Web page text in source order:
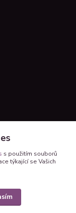
s použitím souborů
týkající se Vašich